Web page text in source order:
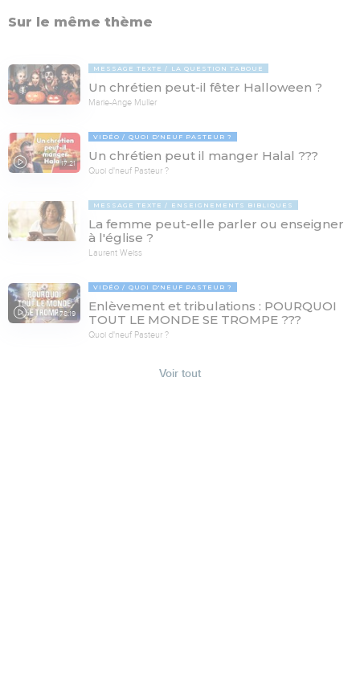
Sur le même thème
MESSAGE TEXTE LA QUESTION TABOUE
Un chrétien peut-il fêter Halloween ?
Marie-Ange Muller
17:21
VIDÉO QUOI D'NEUF PASTEUR ?
Un chrétien peut il manger Halal ???
Quoi d'neuf Pasteur ?
MESSAGE TEXTE ENSEIGNEMENTS BIBLIQUES
La femme peut-elle parler ou enseigner
à l'église ?
Laurent Weiss
78:19
VIDÉO QUOI D'NEUF PASTEUR ?
Enlèvement et tribulations : POURQUOI
TOUT LE MONDE SE TROMPE ???
Quoi d'neuf Pasteur ?
Voir tout